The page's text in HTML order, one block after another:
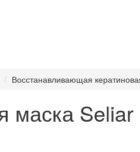
Восстанавливающая
маска